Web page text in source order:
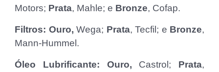
Motors; Prata, Mahle; e Bronze, Cofap.
Filtros: Ouro, Wega; Prata, Tecfil; e Bronze,
Mann-Hummel.
Óleo Lubrificante: Ouro, Castrol; Prata,